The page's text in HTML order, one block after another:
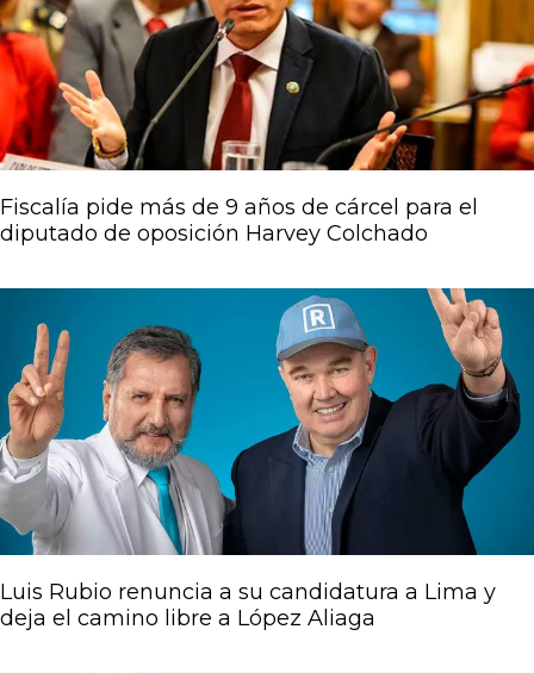
Fiscalía pide más de 9 años de cárcel para el
diputado de oposición Harvey Colchado
Luis Rubio renuncia a su candidatura a Lima y
deja el camino libre a López Aliaga